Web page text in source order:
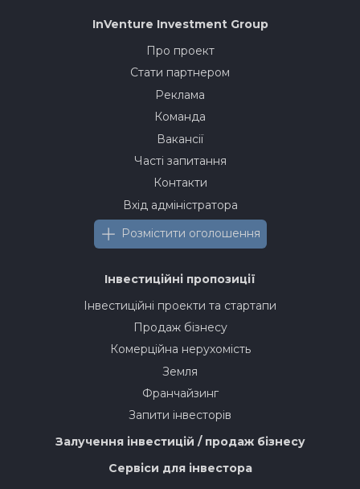
InVenture Investment Group
Про проект
Стати партнером
Реклама
Команда
Вакансії
Часті запитання
Контакти
Вхід адміністратора
Розмістити оголошення
Інвестиційні пропозиції
Інвестиційні проекти та стартапи
Продаж бізнесу
Комерційна нерухомість
Земля
Франчайзинг
Запити інвесторів
Залучення інвестицій / продаж бізнесу
Сервіси для інвестора